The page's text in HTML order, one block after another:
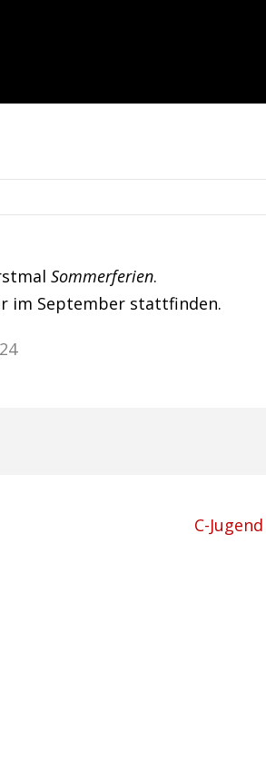
Sommerferien.
im September stattfinden.
C-